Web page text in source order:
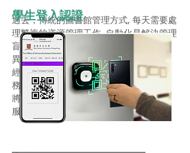
過去，傳統的圖書館管理方式, 每天需要處
理繁複的資源管理工作, 自動化是解決管理
盲點的最佳方案。由於電腦的技術日新月
異，圖書館人工作業之繁雜、重覆性亦可
經由電腦做處理、控制；將電腦運用於館
務作業，不但可節省人力、時間，還可以
將資料做妥善的控制，增加擴大圖書館的
服務項目...
學生登入認證